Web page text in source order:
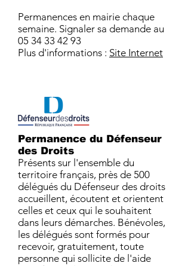
Permanences en mairie chaque
semaine. Signaler sa demande au
05 34 33 42 93
Plus d'informations : Site Internet
Permanence du Défenseur
des Droits
Présents sur l'ensemble du
territoire français, près de 500
délégués du Défenseur des droits
accueillent, écoutent et orientent
celles et ceux qui le souhaitent
dans leurs démarches. Bénévoles,
les délégués sont formés pour
recevoir, gratuitement, toute
personne qui sollicite de l'aide